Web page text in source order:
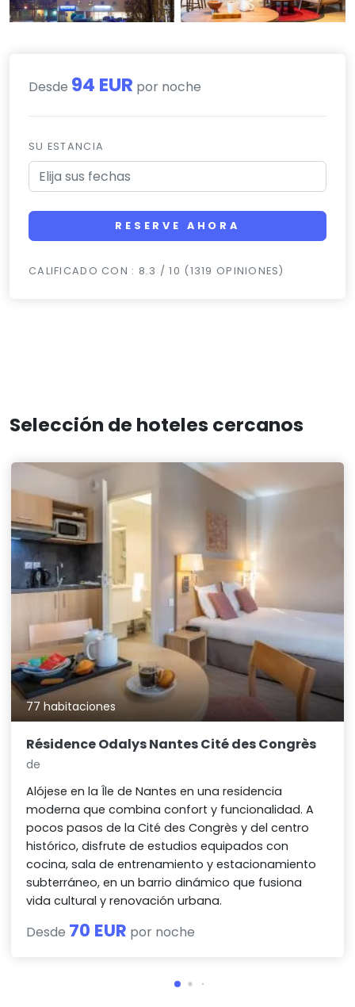
Desde 94 EUR por noche
SU ESTANCIA
RESERVE AHORA
CALIFICADO CON : 8.3 / 10 (1319 OPINIONES)
Selección de hoteles cercanos
77 habitaciones
Résidence Odalys Nantes Cité des Congrès
de
Alójese en la Île de Nantes en una residencia
moderna que combina confort y funcionalidad. A
pocos pasos de la Cité des Congrès y del centro
histórico, disfrute de estudios equipados con
cocina, sala de entrenamiento y estacionamiento
subterráneo, en un barrio dinámico que fusiona
vida cultural y renovación urbana.
Desde 70 EUR por noche